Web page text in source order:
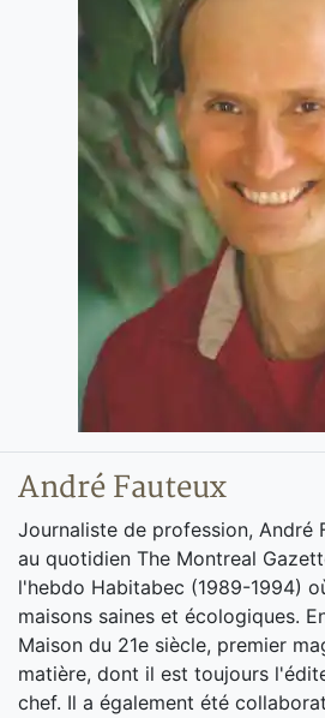
André Fauteux
Journaliste de profession, André
au quotidien The Montreal
l'hebdo Habitabec (1989-1994)
maisons saines et écologiques.
Maison du 21e siècle, premier
matière, dont il est toujours
chef. Il a également été